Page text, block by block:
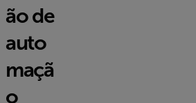
ão de
auto
maçã
o